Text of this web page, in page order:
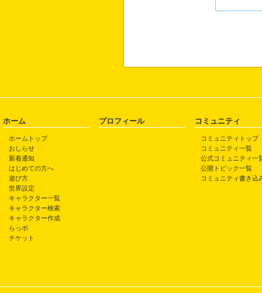
ホーム
ホームトップ
おしらせ
新着通知
はじめての方へ
遊び方
世界設定
キャラクター一覧
キャラクター検索
キャラクター作成
らっポ
チケット
プロフィール コミュニティ
コミュニティトップ
コミュニティ一覧
公式コミュニティ一
公開トピック一覧
コミュニティ書き込